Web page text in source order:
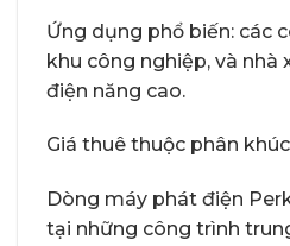
Ứng dụng phổ biến: các
khu công nghiệp, và nhà
điện năng cao.
Giá thuê thuộc phân
Dòng máy phát điện
tại những công trình